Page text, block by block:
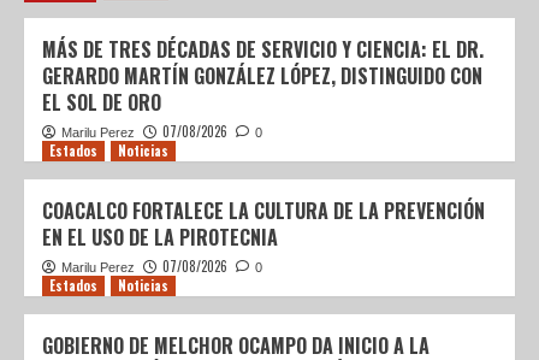
MÁS DE TRES DÉCADAS DE SERVICIO Y CIENCIA: EL DR.
GERARDO MARTÍN GONZÁLEZ LÓPEZ, DISTINGUIDO CON
EL SOL DE ORO
Marilu Perez 07/08/2026 0
Estados Noticias
COACALCO FORTALECE LA CULTURA DE LA PREVENCIÓN
EN EL USO DE LA PIROTECNIA
Marilu Perez 07/08/2026 0
Estados Noticias
GOBIERNO DE MELCHOR OCAMPO DA INICIO A LA